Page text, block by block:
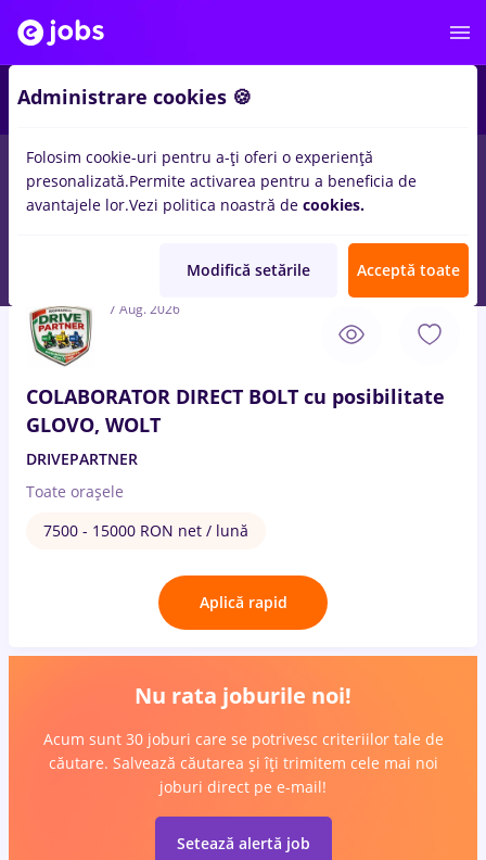
Salarii Remote (de acasă) București Cluj-
7 Aug. 2026
COLABORATOR DIRECT BOLT cu posibilitate
GLOVO, WOLT
DRIVEPARTNER
Toate oraşele
7500 - 15000 RON net / lună
Aplică rapid
Nu rata joburile noi!
Acum sunt 30 joburi care se potrivesc criteriilor tale de
căutare. Salvează căutarea și îți trimitem cele mai noi
joburi direct pe e-mail!
Setează alertă job
Administrare cookies 🍪
Folosim cookie-uri pentru a-ți oferi o experiență
presonalizată.Permite activarea pentru a beneficia de
avantajele lor.Vezi politica noastră de cookies.
Modifică setările Acceptă toate